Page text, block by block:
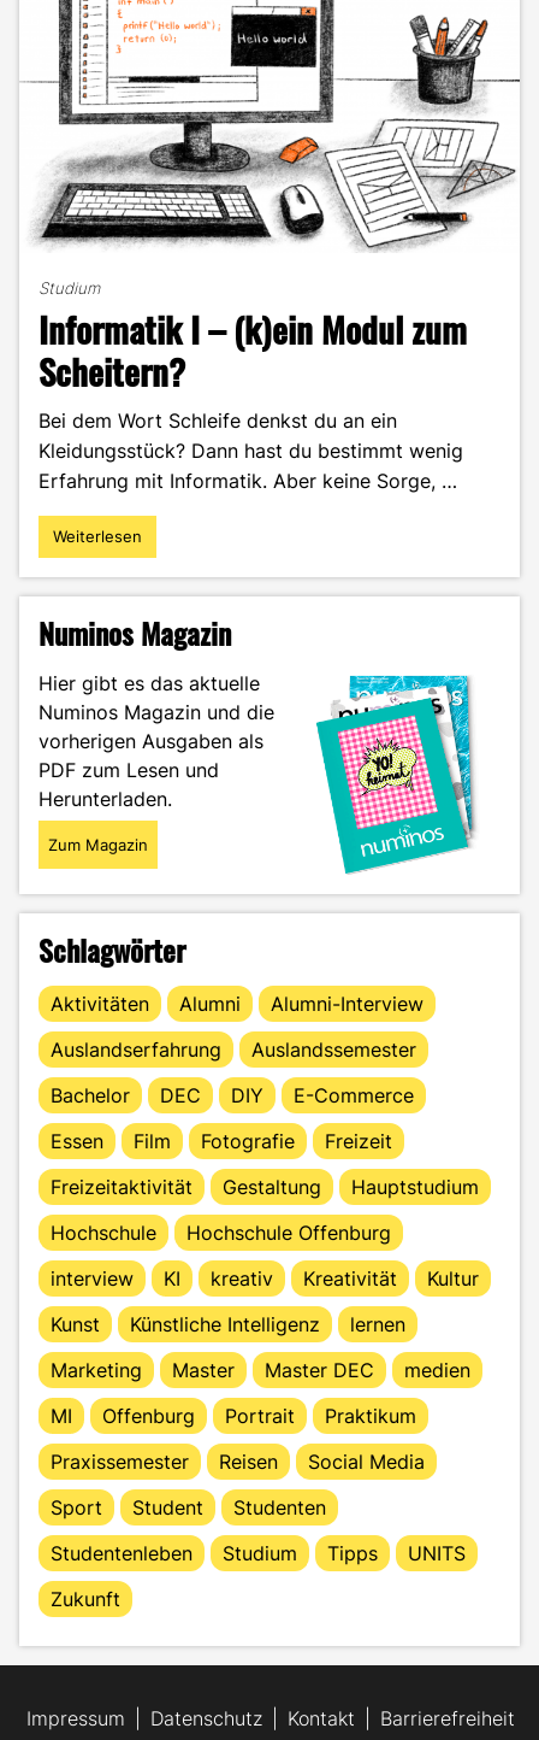
Studium
Informatik I – (k)ein Modul zum
Scheitern?
Bei dem Wort Schleife denkst du an ein
Kleidungsstück? Dann hast du bestimmt wenig
Erfahrung mit Informatik. Aber keine Sorge, …
"Informatik
I
Modul
Scheitern?"
Weiterlesen
Numinos Magazin
Hier gibt es das aktuelle
Numinos Magazin und die
vorherigen Ausgaben als
PDF zum Lesen und
Herunterladen.
Zum Magazin
Schlagwörter
Aktivitäten Alumni
Alumni-Interview
Auslandserfahrung
Auslandssemester
Bachelor
DEC DIY
E-Commerce
Essen
Film Fotografie
Freizeit
Freizeitaktivität
Gestaltung
Hauptstudium
Hochschule
Hochschule Offenburg
interview
KI kreativ Kreativität
Kultur
Kunst
Künstliche Intelligenz
lernen
Marketing
Master Master DEC
medien
MI
Offenburg Portrait
Praktikum
Praxissemester
Reisen
Social Media
Sport
Student
Studenten
Studentenleben
Studium Tipps
UNITS
Zukunft
Impressum Datenschutz Kontakt Barrierefreiheit